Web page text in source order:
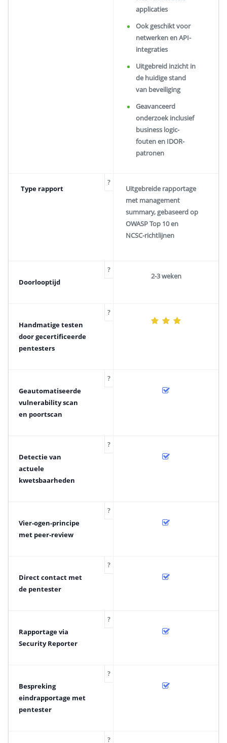
applicaties
Ook geschikt voor
netwerken en API-
integraties
Uitgebreid inzicht in
de huidige stand
van beveiliging
Geavanceerd
onderzoek inclusief
business logic-
fouten en IDOR-
patronen
Type rapport
?
Uitgebreide rapportage
met management
summary, gebaseerd op
OWASP Top 10 en
NCSC-richtlijnen
Doorlooptijd
?
2-3 weken
Handmatige testen
door gecertificeerde
pentesters
?
Geautomatiseerde
vulnerability scan
en poortscan
?
Detectie van
actuele
kwetsbaarheden
?
Vier-ogen-principe
met peer-review
?
Direct contact met
de pentester
?
Rapportage via
Security Reporter
?
Bespreking
eindrapportage met
pentester
?
?